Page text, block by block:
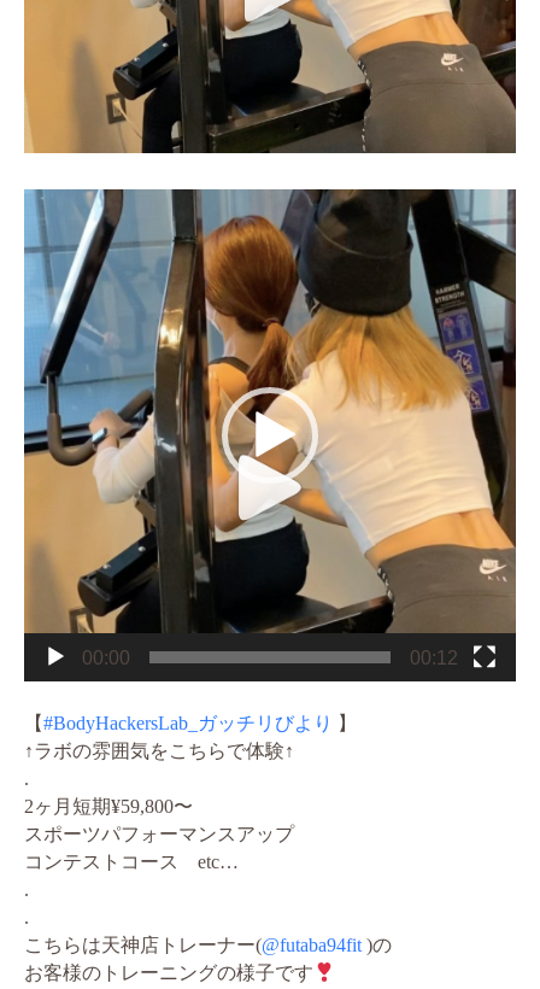
動
プ
ー
00:00 00:12
【#BodyHackersLab_ガッチリびより
】
↑ラボの雰囲気をこちらで体験↑
.
2ヶ月短期¥59,800〜
スポーツパフォーマンスアップ
コンテストコース etc…
.
.
こちらは天神店トレーナー(@futaba94fit )の
お客様のトレーニングの様子です